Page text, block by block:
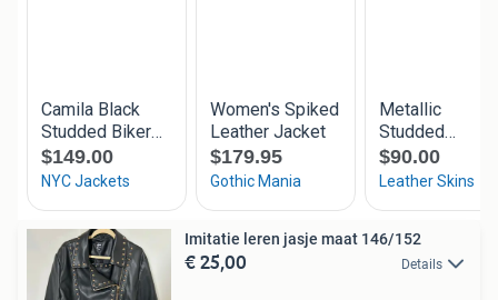
Imitatie leren jasje maat 146/152
€ 25,00 Details